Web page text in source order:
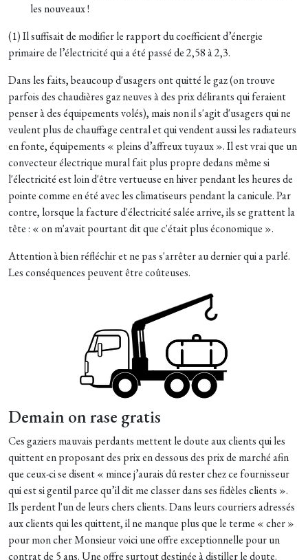
les nouveaux !
(1) Il suffisait de modifier le rapport du coefficient d’énergie
primaire de l’électricité qui a été passé de 2,58 à 2,3.
Dans les faits, beaucoup d'usagers ont quitté le gaz (on trouve
parfois des chaudières gaz neuves à des prix délirants qui feraient
penser à des équipements volés), mais non il s'agit d'usagers qui ne
veulent plus de chauffage central et qui vendent aussi les radiateurs
en fonte, équipements « pleins d’affreux tuyaux ». Il est vrai que un
convecteur électrique mural fait plus propre dedans même si
l'électricité est loin d'être vertueuse en hiver pendant les heures de
pointe comme en été avec les climatiseurs pendant la canicule. Par
contre, lorsque la facture d'électricité salée arrive, ils se grattent la
tête : « on m'avait pourtant dit que c'était plus économique ».
Attention à bien réfléchir et ne pas s'arrêter au dernier qui a parlé.
Les conséquences peuvent être coûteuses.
Demain on rase gratis
Ces gaziers mauvais perdants mettent le doute aux clients qui les
quittent en proposant des prix en dessous des prix de marché afin
que ceux-ci se disent « mince j’aurais dû rester chez ce fournisseur
qui est si gentil parce qu’il dit me classer dans ses fidèles clients ».
Ils perdent l'un de leurs chers clients. Dans leurs courriers adressés
aux clients qui les quittent, il ne manque plus que le terme « cher »
pour mon cher Monsieur voici une offre exceptionnelle pour un
contrat de 5 ans. Une offre surtout destinée à distiller le doute.